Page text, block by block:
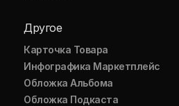
Другое
Карточка Товара
Инфографика Маркетплейс
Обложка Альбома
Обложка Подкаста